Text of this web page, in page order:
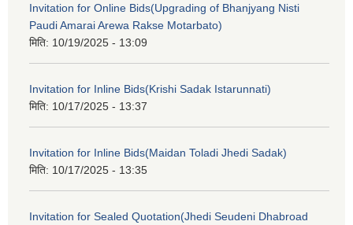
Invitation for Online Bids(Upgrading of Bhanjyang Nisti
Paudi Amarai Arewa Rakse Motarbato)
मिति: 10/19/2025 - 13:09
Invitation for Inline Bids(Krishi Sadak Istarunnati)
मिति: 10/17/2025 - 13:37
Invitation for Inline Bids(Maidan Toladi Jhedi Sadak)
मिति: 10/17/2025 - 13:35
Invitation for Sealed Quotation(Jhedi Seudeni Dhabroad